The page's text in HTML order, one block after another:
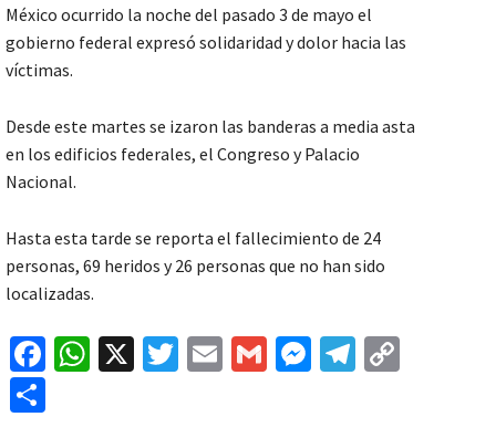
México ocurrido la noche del pasado 3 de mayo el
gobierno federal expresó solidaridad y dolor hacia las
víctimas.
Desde este martes se izaron las banderas a media asta
en los edificios federales, el Congreso y Palacio
Nacional.
Hasta esta tarde se reporta el fallecimiento de 24
personas, 69 heridos y 26 personas que no han sido
localizadas.
Fa W X
T
E
G
M Te